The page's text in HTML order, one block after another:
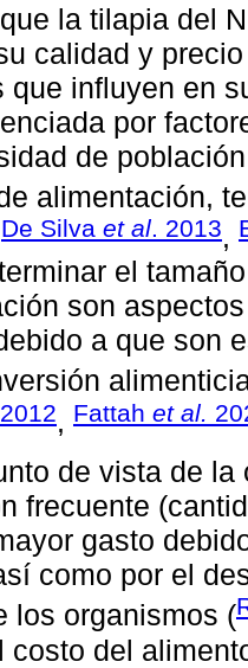
la tilapia del
calidad y
que influyen en
por
de
alimentación,
De Silva et al. 2013,
el
son
a que son
2012, Fattah et al.
de vista de
frecuente
gasto
como por el
los organismos (
costo del